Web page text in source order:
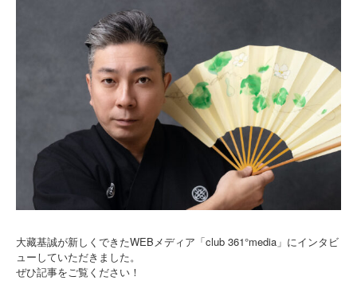
大藏基誠が新しくできたWEBメディア「club 361°media」にインタビ
ューしていただきました。
ぜひ記事をご覧ください！